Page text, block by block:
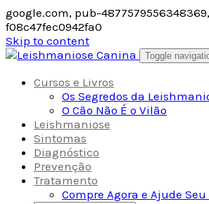
google.com, pub-4877579556348369,
f08c47fec0942fa0
Skip to content
Toggle
Cursos e Livros
Os Segredos da
O Cão Não É o Vilão
Leishmaniose
Sintomas
Diagnóstico
Prevenção
Tratamento
Compre Agora e Ajude